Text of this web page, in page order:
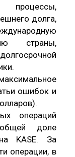
процессы,
долга,
страны,
ошибок и
операций
доле
KASE. За
операции, в